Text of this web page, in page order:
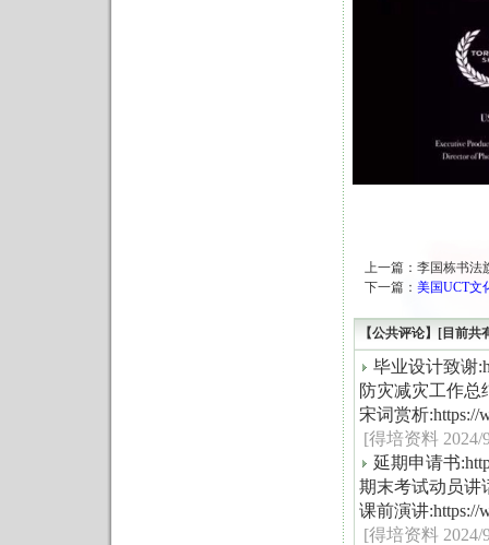
上一篇： 李国栋书法
下一篇： 美国UCT文
【公共评论】[目前共
毕业设计致谢
防灾减灾工作总
宋词赏析:https://
[得培资料 2024/
延期申请书
期末考试动员讲
课前演讲:https://
[得培资料 2024/